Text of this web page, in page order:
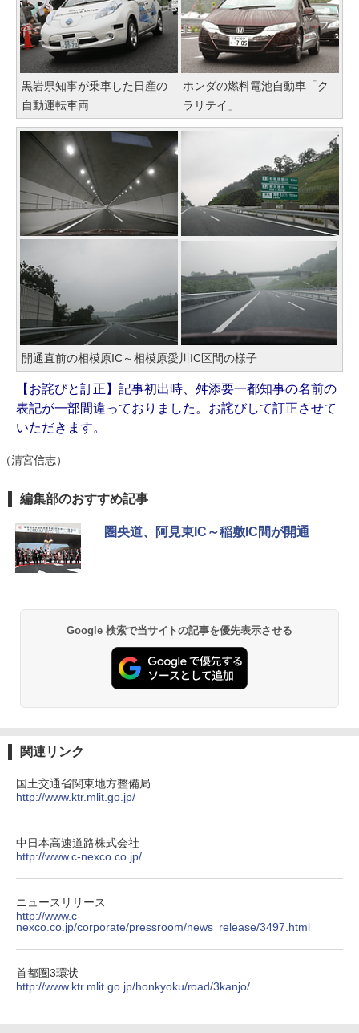
黒岩県知事が乗車した日産の
自動運転車両
ホンダの燃料電池自動車「ク
ラリテイ」
開通直前の相模原IC～相模原愛川IC区間の様子
【お詫びと訂正】記事初出時、舛添要一都知事の名前の
表記が一部間違っておりました。お詫びして訂正させて
いただきます。
（清宮信志）
編集部のおすすめ記事
圏央道、阿見東IC～稲敷IC間が開通
Google 検索で当サイトの記事を優先表示させる
関連リンク
国土交通省関東地方整備局
http://www.ktr.mlit.go.jp/
中日本高速道路株式会社
http://www.c-nexco.co.jp/
ニュースリリース
http://www.c-
nexco.co.jp/corporate/pressroom/news_release/3497.html
首都圏3環状
http://www.ktr.mlit.go.jp/honkyoku/road/3kanjo/